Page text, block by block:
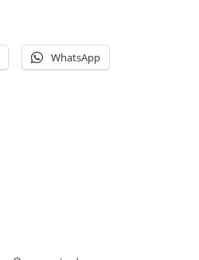
WhatsApp